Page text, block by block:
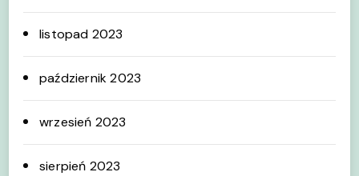
listopad 2023
październik 2023
wrzesień 2023
sierpień 2023